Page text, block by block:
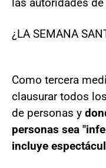
¿LA SEMANA
Como tercera
clausurar todos
de personas y
personas sea
incluye